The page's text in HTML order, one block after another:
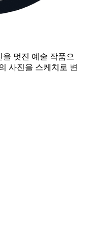
멋진 예술 작품으
사진을 스케치로 변